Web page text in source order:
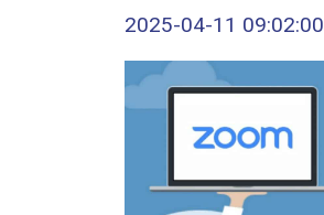
2025-04-11 09:02:00